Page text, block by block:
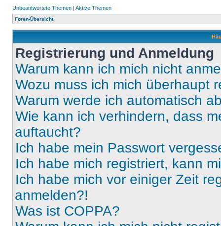
Unbeantwortete Themen | Aktive Themen
Foren-Übersicht
Registrierung und Anmeldung
Warum kann ich mich nicht
Wozu muss ich mich überhaupt
Warum werde ich automatisch
Wie kann ich verhindern, dass
auftaucht?
Ich habe mein Passwort
Ich habe mich registriert, kann
Ich habe mich vor einiger Zeit
anmelden?!
Was ist COPPA?